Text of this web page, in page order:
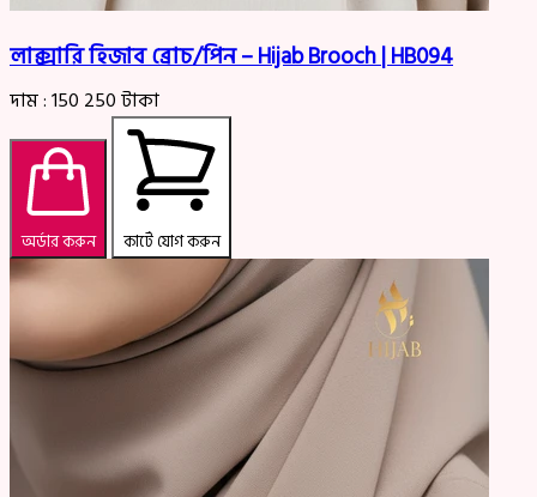
লাক্সারি হিজাব ব্রোচ/পিন – Hijab Brooch | HB094
দাম :150 250টাকা
অর্ডার করুন কার্টে যোগ করুন